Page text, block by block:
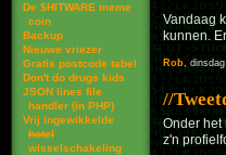
De $HITWARE meme
coin
Backup
Nieuwe vriezer
Gratis postcode tabel
Don't do drugs kids
JSON lines file
handler (in PHP)
Vrij ingewikkelde
hotel
wisselschakeling
Vandaag
kunnen.
Rob,
Onder het
z'n